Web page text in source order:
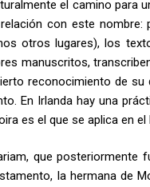
el camino para
con este
otros lugares), los
manuscritos,
reconocimiento de
En Irlanda hay una
es el que se aplica en el
que posteriormente
la hermana de